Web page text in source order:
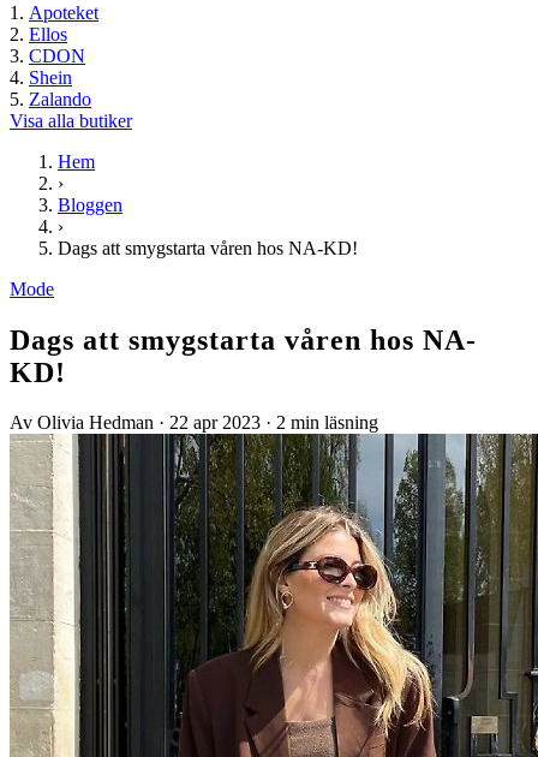
Apoteket
Ellos
CDON
Shein
Zalando
Visa alla butiker
Hem
›
Bloggen
›
Dags att smygstarta våren hos NA-KD!
Mode
Dags att smygstarta våren hos NA-
KD!
Av Olivia Hedman · 22 apr 2023 · 2 min läsning